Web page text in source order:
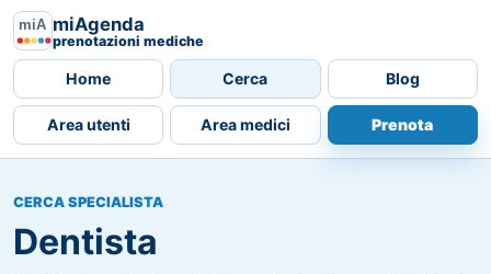
miAgenda
prenotazioni mediche
Home Cerca Blog
Area utenti Area medici Prenota
CERCA SPECIALISTA
Dentista